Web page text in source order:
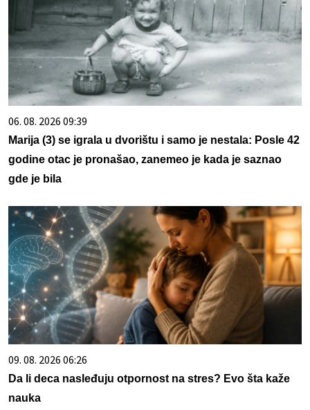
06. 08. 2026 09:39
Marija (3) se igrala u dvorištu i samo je nestala: Posle 42
godine otac je pronašao, zanemeo je kada je saznao
gde je bila
09. 08. 2026 06:26
Da li deca nasleđuju otpornost na stres? Evo šta kaže
nauka